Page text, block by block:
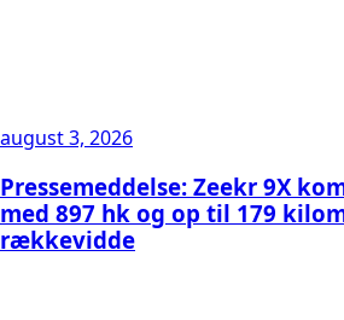
august 3, 2026
Pressemeddelse: Zeekr 9X
med 897 hk og op til 179
rækkevidde